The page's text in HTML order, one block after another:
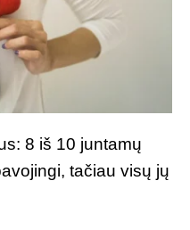
8 iš 10 juntamų
tačiau visų jų